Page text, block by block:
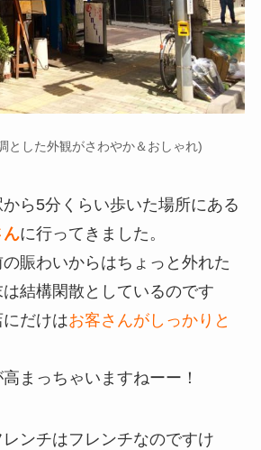
とした外観がさわやか＆おしゃれ)
ら5分くらい歩いた場所にある
んに行ってきました。
賑わいからはちょっと外れた
結構閑散としているのです
だけはお客さんがしっかりと
まっちゃいますねーー！
ンチはフレンチなのですけ